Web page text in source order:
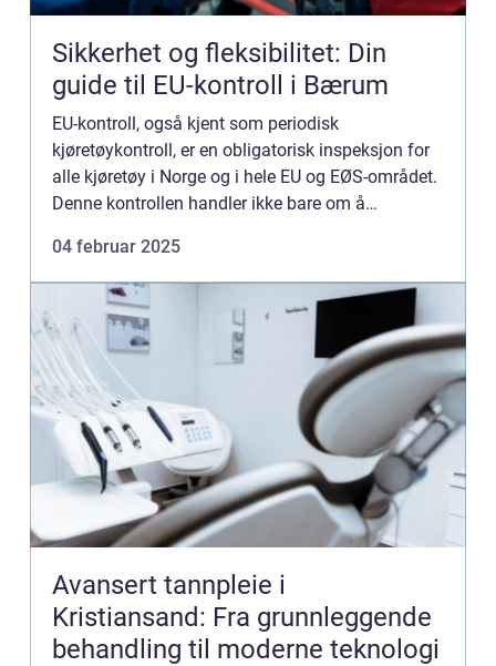
Sikkerhet og fleksibilitet: Din
guide til EU-kontroll i Bærum
EU-kontroll, også kjent som periodisk
kjøretøykontroll, er en obligatorisk inspeksjon for
alle kjøretøy i Norge og i hele EU og EØS-området.
Denne kontrollen handler ikke bare om å
04 februar 2025
Avansert tannpleie i
Kristiansand: Fra grunnleggende
behandling til moderne teknologi